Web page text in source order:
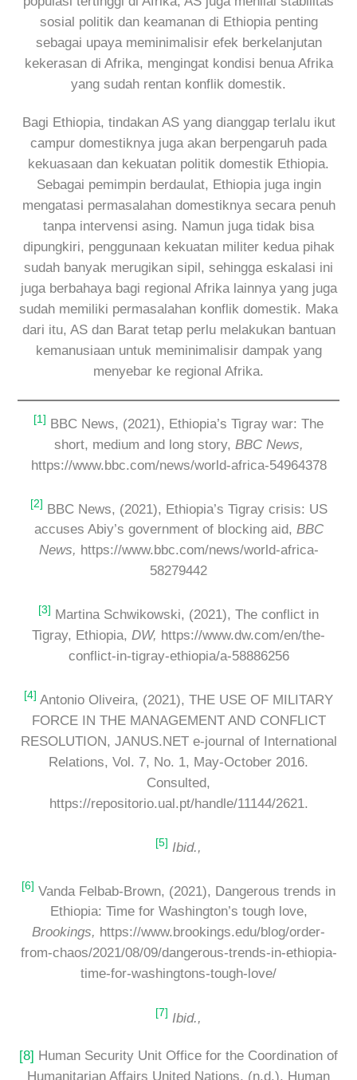
sosial politik dan keamanan di Ethiopia penting
sebagai upaya meminimalisir efek berkelanjutan
kekerasan di Afrika, mengingat kondisi benua Afrika
yang sudah rentan konflik domestik.
Bagi Ethiopia, tindakan AS yang dianggap terlalu ikut
campur domestiknya juga akan berpengaruh pada
kekuasaan dan kekuatan politik domestik Ethiopia.
Sebagai pemimpin berdaulat, Ethiopia juga ingin
mengatasi permasalahan domestiknya secara penuh
tanpa intervensi asing. Namun juga tidak bisa
dipungkiri, penggunaan kekuatan militer kedua pihak
sudah banyak merugikan sipil, sehingga eskalasi ini
juga berbahaya bagi regional Afrika lainnya yang juga
sudah memiliki permasalahan konflik domestik. Maka
dari itu, AS dan Barat tetap perlu melakukan bantuan
kemanusiaan untuk meminimalisir dampak yang
menyebar ke regional Afrika.
[1] BBC News, (2021), Ethiopia’s Tigray war: The
short, medium and long story, BBC News,
https://www.bbc.com/news/world-africa-54964378
[2] BBC News, (2021), Ethiopia’s Tigray crisis: US
accuses Abiy’s government of blocking aid, BBC
News, https://www.bbc.com/news/world-africa-
58279442
[3] Martina Schwikowski, (2021), The conflict in
Tigray, Ethiopia, DW, https://www.dw.com/en/the-
conflict-in-tigray-ethiopia/a-58886256
[4] Antonio Oliveira, (2021), THE USE OF MILITARY
FORCE IN THE MANAGEMENT AND CONFLICT
RESOLUTION, JANUS.NET e-journal of International
Relations, Vol. 7, No. 1, May-October 2016.
Consulted,
https://repositorio.ual.pt/handle/11144/2621.
[5] Ibid.,
[6] Vanda Felbab-Brown, (2021), Dangerous trends in
Ethiopia: Time for Washington’s tough love,
Brookings, https://www.brookings.edu/blog/order-
from-chaos/2021/08/09/dangerous-trends-in-ethiopia-
time-for-washingtons-tough-love/
[7] Ibid.,
[8] Human Security Unit Office for the Coordination of
Humanitarian Affairs United Nations, (n.d.), Human